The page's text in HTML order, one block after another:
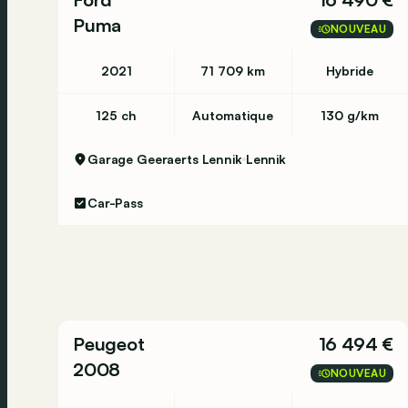
Puma
NOUVEAU
2021 71 709 km Hybride
125 ch Automatique 130 g/km
Garage Geeraerts Lennik Lennik
Car-Pass
Peugeot
2008
16 494 €
NOUVEAU